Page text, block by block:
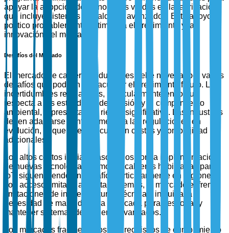
apoyar la adopción de tecnologías verdes en la fabricación,
que incluye sistemas de calderas avanzados. Este apoyo
político probablemente estimulará el crecimiento y la
innovación del mercado.
Desafíos del Mercado
El mercado de calderas industriales debe navegar por varios
desafíos que podrían obstaculizar el crecimiento futuro. Las
incertidumbres regulatorias, particularmente en lo que
respecta a los estándares de emisión y el cumplimiento
ambiental, representan un riesgo significativo. Las industrias
deben adaptarse continuamente a las regulaciones en
evolución, lo que puede incurrir en costos y complejidad
adicionales.
Los altos costos iniciales asociados con la implementación
de nuevas tecnologías, como las calderas habilitadas para
IoT, siguen siendo un desafío, particularmente en regiones
con acceso limitado a capital. Además, el mercado enfrenta
limitaciones de infraestructura y técnicas, incluida la
necesidad de mano de obra calificada para gestionar y
mantener sistemas de calderas avanzados.
Los mercados fragmentados con requisitos de cumplimiento